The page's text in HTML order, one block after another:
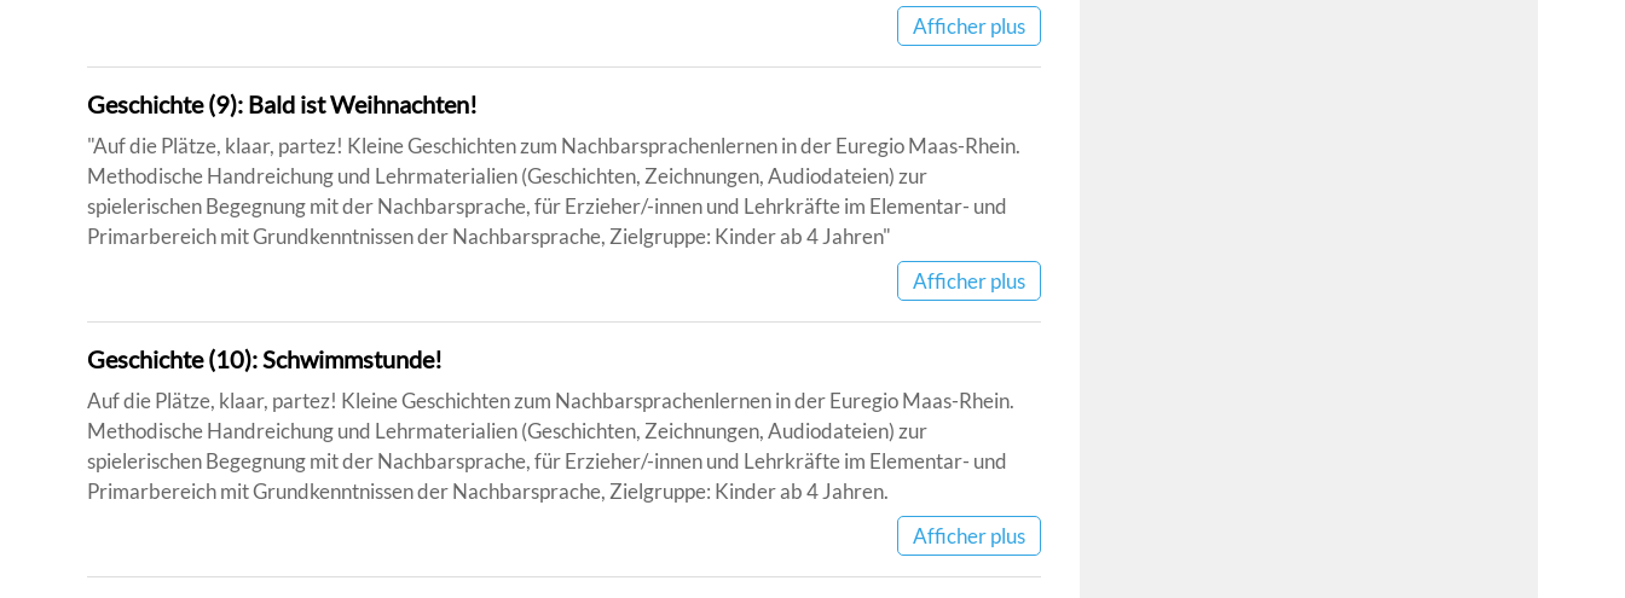
Afficher plus
Geschichte (9): Bald ist Weihnachten!
"Auf die Plätze, klaar, partez! Kleine Geschichten zum Nachbarsprachenlernen in der Euregio Maas-Rhein.
Methodische Handreichung und Lehrmaterialien (Geschichten, Zeichnungen, Audiodateien) zur
spielerischen Begegnung mit der Nachbarsprache, für Erzieher/-innen und Lehrkräfte im Elementar- und
Primarbereich mit Grundkenntnissen der Nachbarsprache, Zielgruppe: Kinder ab 4 Jahren"
Afficher plus
Geschichte (10): Schwimmstunde!
Auf die Plätze, klaar, partez! Kleine Geschichten zum Nachbarsprachenlernen in der Euregio Maas-Rhein.
Methodische Handreichung und Lehrmaterialien (Geschichten, Zeichnungen, Audiodateien) zur
spielerischen Begegnung mit der Nachbarsprache, für Erzieher/-innen und Lehrkräfte im Elementar- und
Primarbereich mit Grundkenntnissen der Nachbarsprache, Zielgruppe: Kinder ab 4 Jahren.
Afficher plus